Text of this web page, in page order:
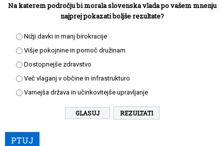
Na katerem področju bi morala slovenska vlada po vašem mnenju
najprej pokazati boljše rezultate?
Nižji davki in manj birokracije
Višje pokojnine in pomoč družinam
Dostopnejše zdravstvo
Več vlaganj v občine in infrastrukturo
Varnejša država in učinkovitejše upravljanje
REZULTATI
PTUJ